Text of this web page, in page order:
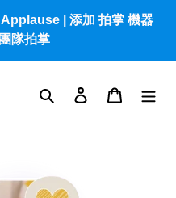
| 添加 拍掌 機器
隊拍掌
SearchLog in Cart